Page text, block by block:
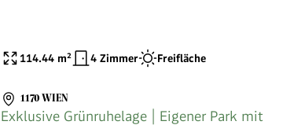
114.44 m² 4 Zimmer Freifläche
1170 WIEN
Exklusive Grünruhelage | Eigener Park mit